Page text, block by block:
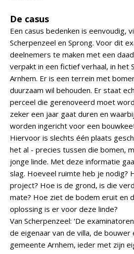
De casus
Een casus bedenken is eenvoudig,
Scherpenzeel en Sprong. Voor dit
deelnemers te maken met een
verpakt in een fictief verhaal, in het
Arnhem. Er is een terrein met
duurzaam wil behouden. Er staat
perceel die gerenoveerd moet
zeker een jaar gaat duren en
worden ingericht voor een
Hiervoor is slechts één plaats
het al - precies tussen die bomen,
jonge linde. Met deze informatie
slag. Hoeveel ruimte heb je nodig?
project? Hoe is de grond, is die
mate? Hoe ziet de bodem eruit en
oplossing is er voor deze linde?
Van Scherpenzeel: 'De
de eigenaar van de villa, de bouwer
gemeente Arnhem, ieder met zijn